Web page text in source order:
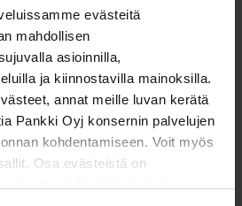
evästeitä
mahdollisen
asioinnilla,
ja kiinnostavilla mainoksilla.
annat meille luvan kerätä
Pankki Oyj konsernin palvelujen
kohdentamiseen. Voit myös
Osa evästeistä on
kautta.
Aktiassa onnistuu kätevimmin, kun
Aktian verkkopankin
tunnistautua kaikkien